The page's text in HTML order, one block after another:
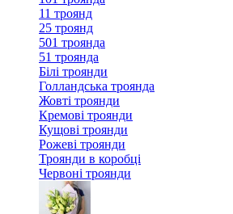
11 троянд
25 троянд
501 троянда
51 троянда
Білі троянди
Голландська троянда
Жовті троянди
Кремові троянди
Кущові троянди
Рожеві троянди
Троянди в коробці
Червоні троянди